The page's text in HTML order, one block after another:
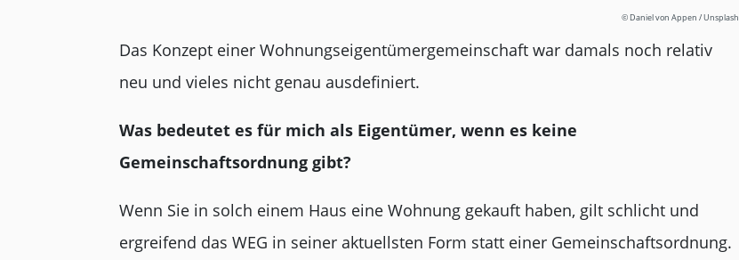
© Daniel von Appen / Unsplash
Das Konzept einer Wohnungseigentümergemeinschaft war damals noch relativ
neu und vieles nicht genau ausdefiniert.
Was bedeutet es für mich als Eigentümer, wenn es keine
Gemeinschaftsordnung gibt?
Wenn Sie in solch einem Haus eine Wohnung gekauft haben, gilt schlicht und
ergreifend das WEG in seiner aktuellsten Form statt einer Gemeinschaftsordnung.